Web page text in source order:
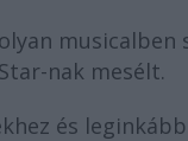
nak mesélt.
és